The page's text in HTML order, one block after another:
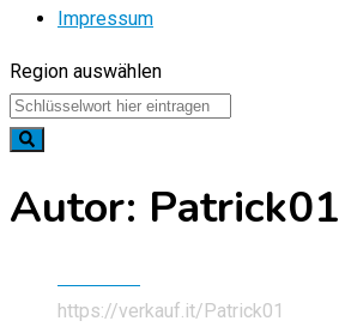
Impressum
Region auswählen
Autor: Patrick01
https://verkauf.it/ Patrick01